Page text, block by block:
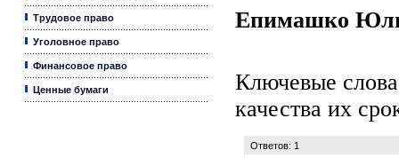
Трудовое право
Уголовное право
Финансовое право
Ценные бумаги
Епимашко
Ключевые
качества их
Ответов: 1